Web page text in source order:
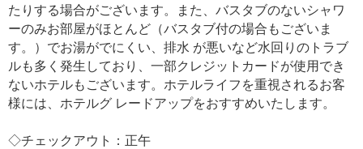
たりする場合がございます。また、バスタブのないシャワ
ーのみお部屋がほとんど（バスタブ付の場合もございま
す。）でお湯がでにくい、排水 が悪いなど水回りのトラブ
ルも多く発生しており、一部クレジットカードが使用でき
ないホテルもございます。ホテルライフを重視されるお客
様には、ホテルグ レードアップをおすすめいたします。
◇チェックアウト：正午